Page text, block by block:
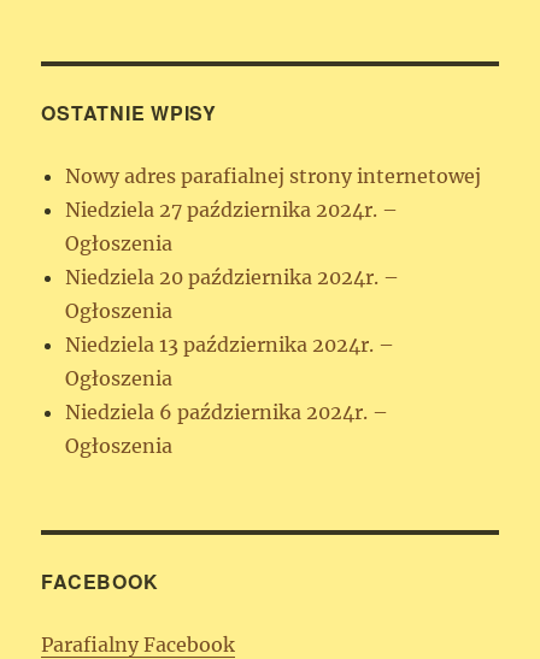
OSTATNIE WPISY
Nowy adres parafialnej strony internetowej
Niedziela 27 października 2024r. –
Ogłoszenia
Niedziela 20 października 2024r. –
Ogłoszenia
Niedziela 13 października 2024r. –
Ogłoszenia
Niedziela 6 października 2024r. –
Ogłoszenia
FACEBOOK
Parafialny Facebook